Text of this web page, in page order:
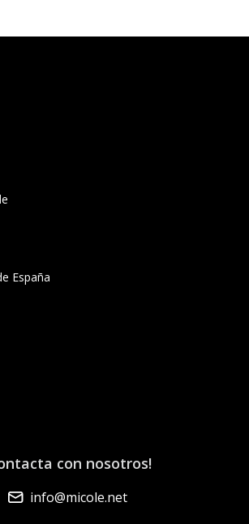
España
con nosotros!
info@micole.net